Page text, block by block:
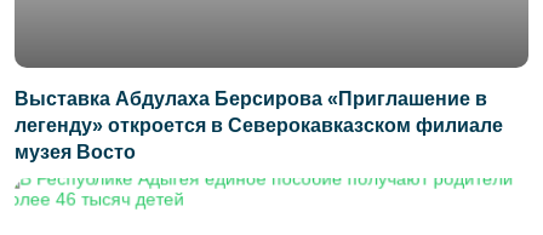
Выставка Абдулаха Берсирова «Приглашение в
легенду» откроется в Северокавказском филиале
музея Восто